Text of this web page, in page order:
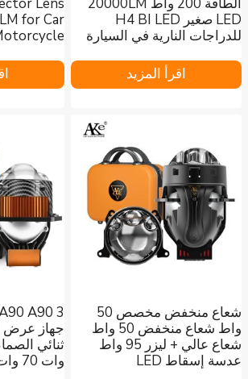
LED صغير H4 BI LED
للدراجات النارية في السيارة
اقرأ المزيد
for Car
شعاع منخفض مخصص 50
واط شعاع منخفض 50 واط
شعاع عالي + ليزر 95 واط
عدسة إسقاط LED
جهاز عرض
وات 70 وات 90 وات 6000 ك